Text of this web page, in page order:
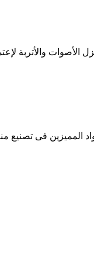
الأصوات والأتربة
المميزين فى تصنيع